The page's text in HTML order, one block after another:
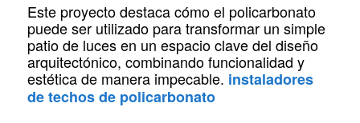
Este proyecto destaca cómo el policarbonato
puede ser utilizado para transformar un simple
patio de luces en un espacio clave del diseño
arquitectónico, combinando funcionalidad y
estética de manera impecable. instaladores
de techos de policarbonato